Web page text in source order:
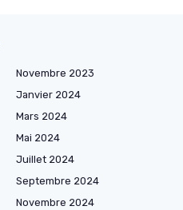
Novembre 2023
Janvier 2024
Mars 2024
Mai 2024
Juillet 2024
Septembre 2024
Novembre 2024